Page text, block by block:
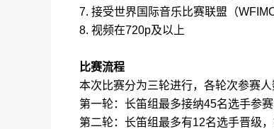
7. 接受世界国际音乐比赛联盟（
8. 视频在720p及以上
比赛流程
本次比赛分为三轮进行，各轮次参赛人
第一轮：长笛组最多接纳45名选手参
第二轮：长笛组最多有12名选手晋级